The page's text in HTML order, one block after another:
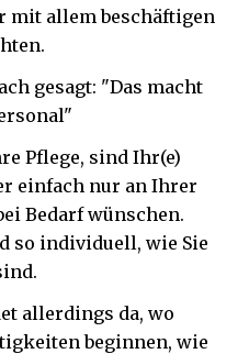
mit allem beschäftigen
gesagt: "Das macht
Pflege, sind Ihr(e)
einfach nur an Ihrer
Bedarf wünschen.
so individuell, wie Sie
allerdings da, wo
beginnen, wie